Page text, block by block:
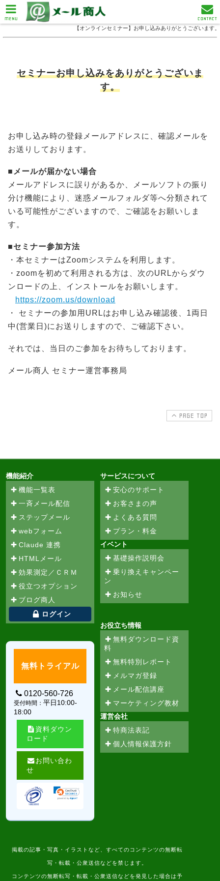
【オンラインセミナー】お申し込みありがとうございます。
セミナーお申し込みをありがとうございま
す。
お申し込み時の登録メールアドレスに、確認メールを
お送りしております。
■メールが届かない場合
メールアドレスに誤りがあるか、メールソフトの振り
分け機能により、迷惑メールフォルダ等へ分類されて
いる可能性がございますので、ご確認をお願いしま
す。
■セミナー参加方法
・本セミナーはZoomシステムを利用します。
・zoomを初めて利用される方は、次のURLからダウ
ンロードの上、インストールをお願いします。
https://zoom.us/download
・ セミナーの参加用URLはお申し込み確認後、1両日
中(営業日)にお送りしますので、ご確認下さい。
それでは、当日のご参加をお待ちしております。
メール商人 セミナー運営事務局
PAGE TOP
機能紹介
機能一覧表
一斉メール配信
ステップメール
webフォーム
Claude 連携
HTMLメール
効果測定／ＣＲＭ
役立つオプション
ブログ商人
ログイン
サービスについて
安心のサポート
お客さまの声
よくある質問
プラン・料金
イベント
基礎操作説明会
乗り換えキャンペー
ン
お知らせ
お役立ち情報
無料ダウンロード資
料
無料特別レポート
メルマガ登録
メール配信講座
マーケティング教材
運営会社
特商法表記
個人情報保護方針
無料トライアル
0120-560-726
受付時間： 平日10:00-
18:00
資料ダウン
ロード
お問い合わ
せ
掲載の記事・写真・イラストなど、すべてのコンテンツの無断転
写・転載・公衆送信などを禁じます。
コンテンツの無断転写・転載・公衆送信などを発見した場合は予
MENU CONTACT